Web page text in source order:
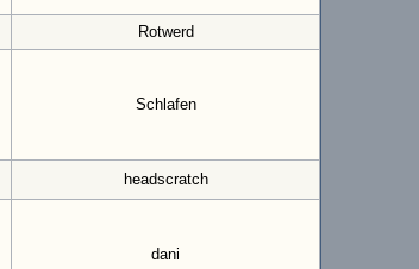
Rotwerd
Schlafen
headscratch
dani